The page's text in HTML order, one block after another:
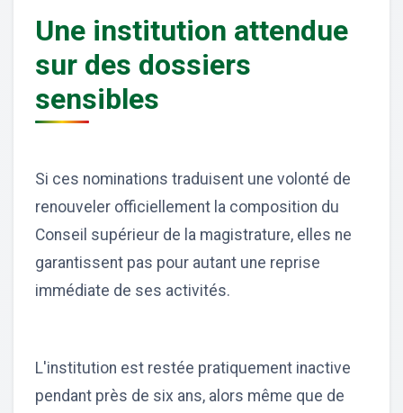
Une institution attendue
sur des dossiers
sensibles
Si ces nominations traduisent une volonté de
renouveler officiellement la composition du
Conseil supérieur de la magistrature, elles ne
garantissent pas pour autant une reprise
immédiate de ses activités.
L'institution est restée pratiquement inactive
pendant près de six ans, alors même que de